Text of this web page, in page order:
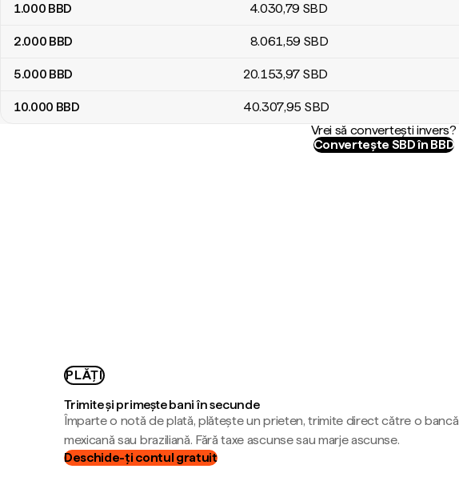
1.000 BBD 4.030,79 SBD
2.000 BBD 8.061,59 SBD
5.000 BBD 20.153,97 SBD
10.000 BBD 40.307,95 SBD
Vrei să convertești invers?
Convertește SBD în BBD
PLĂȚI
Trimite și primește bani în secunde
Împarte o notă de plată, plătește un prieten, trimite direct către o bancă
mexicană sau braziliană. Fără taxe ascunse sau marje ascunse.
Deschide-ți contul gratuit